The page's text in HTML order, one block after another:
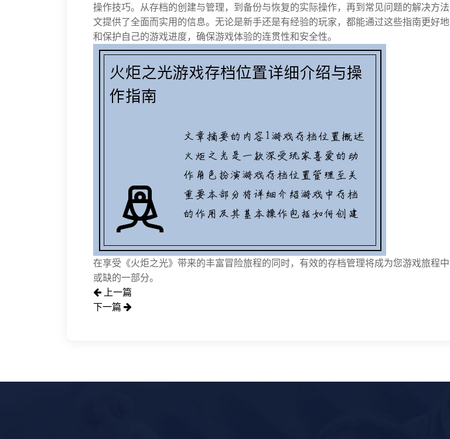
操作技巧。从存档的创建与管理，到备份与恢复的实际操作，再到常见问题的解决方
文提供了全面而实用的信息。无论是新手还是有经验的玩家，都能通过这些指南更好
和保护自己的游戏进度，确保游戏体验的连贯性和安全性。
在享受《火炬之光》带来的丰富冒险旅程的同时，有效的存档管理将成为您游戏旅程
或缺的一部分。
上一篇
下一篇